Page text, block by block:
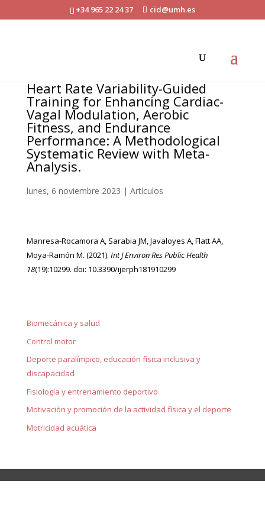
+34 965 22 24 37 cid@umh.es
Heart Rate Variability-Guided
Training for Enhancing Cardiac-
Vagal Modulation, Aerobic
Fitness, and Endurance
Performance: A Methodological
Systematic Review with Meta-
Analysis.
lunes, 6 noviembre 2023 | Artículos
Manresa-Rocamora A, Sarabia JM, Javaloyes A, Flatt AA,
Moya-Ramón M. (2021). Int J Environ Res Public Health
18(19):10299. doi: 10.3390/ijerph181910299
Biomecánica y salud
Control motor
Deporte paralímpico, educación física inclusiva y
discapacidad
Fisiología y entrenamiento deportivo
Motivación y promoción de la actividad física y el deporte
Motricidad acuática